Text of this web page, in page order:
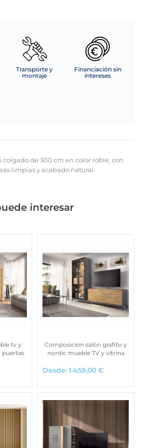
Transporte y
montaje
Financiación sin
intereses
de 300 cm en color roble, con
limpias y acabado natural.
interesar
tv y
puertas
Composición salón grafito y
nordic mueble TV y vitrina
Desde: 1.459,00 €